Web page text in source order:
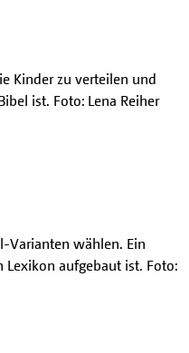
Kinder zu verteilen und
ist. Foto: Lena Reiher
Varianten wählen. Ein
aufgebaut ist. Foto: